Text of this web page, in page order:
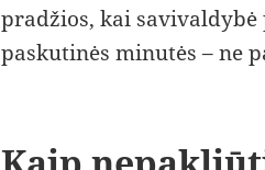
pradžios, kai
paskutinės minutės – ne